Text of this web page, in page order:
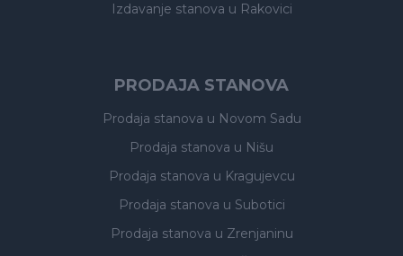
Izdavanje stanova u Rakovici
PRODAJA STANOVA
Prodaja stanova u Novom Sadu
Prodaja stanova u Nišu
Prodaja stanova u Kragujevcu
Prodaja stanova u Subotici
Prodaja stanova u Zrenjaninu